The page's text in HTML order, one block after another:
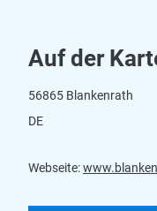
Auf der
56865 Blankenrath
DE
Webseite: